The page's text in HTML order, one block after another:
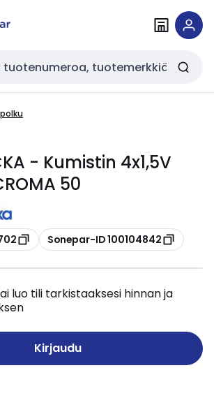
- Kumistin 4x1,5V
50
Kopioi
Sonepar-ID 100104842
luo tili tarkistaaksesi hinnan ja
Kirjaudu